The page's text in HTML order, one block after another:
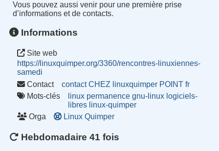
Vous pouvez aussi venir pour une première prise
d’informations et de contacts.
Informations
Site web
https://linuxquimper.org/3360/rencontres-linuxiennes-
samedi
Contact
contact CHEZ linuxquimper POINT fr
Mots-clés
linux permanence gnu-linux logiciels-
libres linux-quimper
Orga
Linux Quimper
Hebdomadaire 41 fois